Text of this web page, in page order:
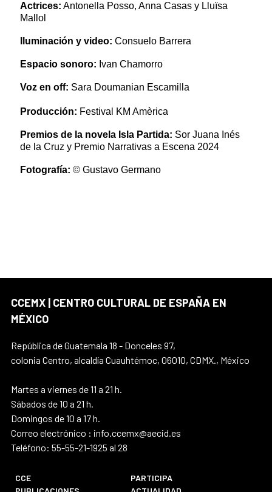
Actrices: Antonella Posso, Anna Casas y Lluïsa
Mallol
Iluminación y video: Consuelo Barrera
Espacio sonoro: Ivan Chamorro
Voz en off: Sara Doumanian Escamilla
Producción: Festival KM Amèrica
Premios de la novela Isla Partida: Sor Juana Inés
de la Cruz y Premio Narrativas a Escena 2024
Fotografía: © Gustavo Germano
CCEMX | CENTRO CULTURAL DE ESPAÑA EN
MÉXICO
República de Guatemala 18 - Donceles 97,
colonia Centro, alcaldía Cuauhtémoc, 06010, CDMX., México
Martes a viernes de 11 a 21 h.
Sábados de 10 a 21 h.
Domingos de 10 a 17 h.
Correo electrónico : info.ccemx@aecid.es
Teléfono: 55-55-21-1925 al 28
CCE
PARTICIPA